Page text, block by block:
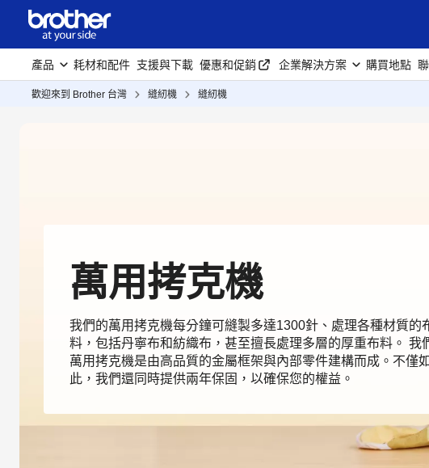
產品 耗材和配件 支援與下載 優惠和促銷 企業解決方案 購買地點
歡迎來到 Brother 台灣 縫紉機 縫紉機
萬用拷克機
我們的萬用拷克機每分鐘可縫製多達1300針、處理各種材質的
料，包括丹寧布和紡織布，甚至擅長處理多層的厚重布料。 我
萬用拷克機是由高品質的金屬框架與內部零件建構而成。不僅如
此，我們還同時提供兩年保固，以確保您的權益。